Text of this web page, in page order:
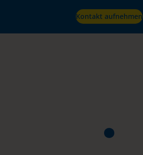
Kontakt aufnehmen